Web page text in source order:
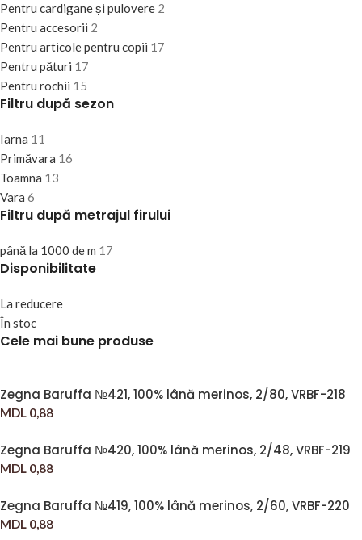
Pentru cardigane și pulovere 2
Pentru accesorii 2
Pentru articole pentru copii 17
Pentru pături 17
Pentru rochii 15
Filtru după sezon
Iarna 11
Primăvara 16
Toamna 13
Vara 6
Filtru după metrajul firului
până la 1000 de m 17
Disponibilitate
La reducere
În stoc
Cele mai bune produse
Zegna Baruffa №421, 100% lână merinos, 2/80, VRBF-218
MDL 0,88
Zegna Baruffa №420, 100% lână merinos, 2/48, VRBF-219
MDL 0,88
Zegna Baruffa №419, 100% lână merinos, 2/60, VRBF-220
MDL 0,88